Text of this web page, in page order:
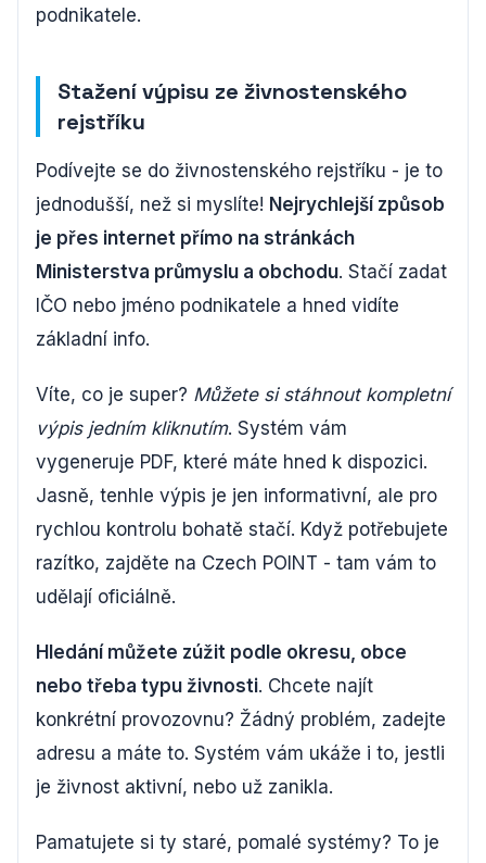
podnikatele.
Stažení výpisu ze živnostenského
rejstříku
Podívejte se do živnostenského rejstříku - je to
jednodušší, než si myslíte! Nejrychlejší způsob
je přes internet přímo na stránkách
Ministerstva průmyslu a obchodu. Stačí zadat
IČO nebo jméno podnikatele a hned vidíte
základní info.
Víte, co je super? Můžete si stáhnout kompletní
výpis jedním kliknutím. Systém vám
vygeneruje PDF, které máte hned k dispozici.
Jasně, tenhle výpis je jen informativní, ale pro
rychlou kontrolu bohatě stačí. Když potřebujete
razítko, zajděte na Czech POINT - tam vám to
udělají oficiálně.
Hledání můžete zúžit podle okresu, obce
nebo třeba typu živnosti. Chcete najít
konkrétní provozovnu? Žádný problém, zadejte
adresu a máte to. Systém vám ukáže i to, jestli
je živnost aktivní, nebo už zanikla.
Pamatujete si ty staré, pomalé systémy? To je